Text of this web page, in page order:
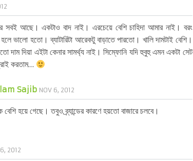
সবই আছে। একটাও বাদ নাই। এরচেয়ে বেশি চাহিদা আমার নাই। বরং
ভালো হতো। ব্যাটারিটা আরেকটু বাড়াতে পারতো। খালি দামটাই বেশি।
দাম দিয়া এইটা কেনার সামর্থ্য নাই। সিম্ফোনি যদি হুবুহু এমন একটা সেট
করতাম…
Sajib NOV 6, 2012
বেশি হয়ে গেছে। তবুও ব্র্যান্ডের কারণে হয়তো বাজারে চলবে।
2012